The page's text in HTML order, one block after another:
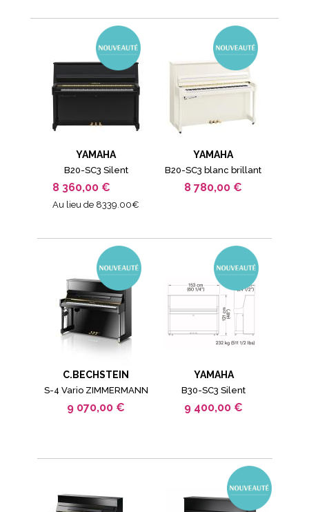
YAMAHA
B20-SC3 Silent
8 360,00 €
Au lieu de 8339.00€
YAMAHA
B20-SC3 blanc brillant
8 780,00 €
C.BECHSTEIN
S-4 Vario ZIMMERMANN
9 070,00 €
YAMAHA
B30-SC3 Silent
9 400,00 €